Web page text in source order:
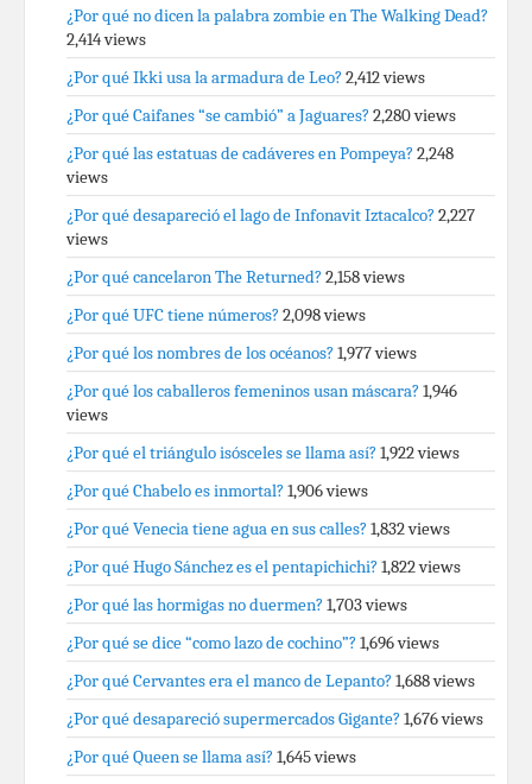
¿Por qué no dicen la palabra zombie en The Walking Dead?
2,414 views
¿Por qué Ikki usa la armadura de Leo? 2,412 views
¿Por qué Caifanes “se cambió” a Jaguares? 2,280 views
¿Por qué las estatuas de cadáveres en Pompeya? 2,248
views
¿Por qué desapareció el lago de Infonavit Iztacalco? 2,227
views
¿Por qué cancelaron The Returned? 2,158 views
¿Por qué UFC tiene números? 2,098 views
¿Por qué los nombres de los océanos? 1,977 views
¿Por qué los caballeros femeninos usan máscara? 1,946
views
¿Por qué el triángulo isósceles se llama así? 1,922 views
¿Por qué Chabelo es inmortal? 1,906 views
¿Por qué Venecia tiene agua en sus calles? 1,832 views
¿Por qué Hugo Sánchez es el pentapichichi? 1,822 views
¿Por qué las hormigas no duermen? 1,703 views
¿Por qué se dice “como lazo de cochino”? 1,696 views
¿Por qué Cervantes era el manco de Lepanto? 1,688 views
¿Por qué desapareció supermercados Gigante? 1,676 views
¿Por qué Queen se llama así? 1,645 views